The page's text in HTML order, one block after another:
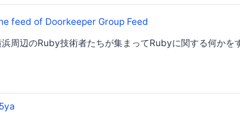
周辺のRuby技術者たちが集まってRubyに関する何かを